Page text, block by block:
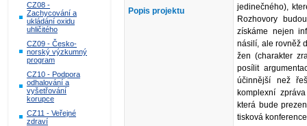
CZ08 -
Zachycování a
ukládání oxidu
uhličitého
CZ09 - Česko-
norský výzkumný
program
CZ10 - Podpora
odhalování a
vyšetřování
korupce
CZ11 - Veřejné
zdraví
Popis projektu
jedinečného),
Rozhovory
získáme nejen
násilí, ale rovněž
žen (charakter
posílit
účinnější než
komplexní
která bude
tisková